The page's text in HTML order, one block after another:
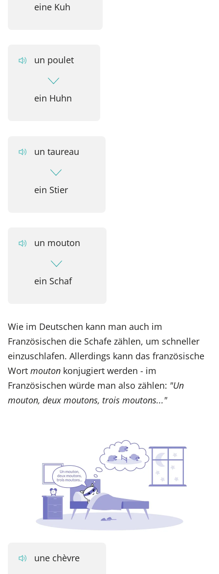
eine Kuh
un poulet
ein Huhn
un taureau
ein Stier
un mouton
ein Schaf
Wie im Deutschen kann man auch im
Französischen die Schafe zählen, um schneller
einzuschlafen. Allerdings kann das französische
Wort mouton konjugiert werden - im
Französischen würde man also zählen: "Un
mouton, deux moutons, trois moutons..."
une chèvre